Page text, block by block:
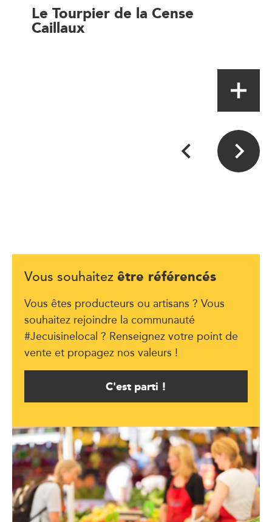
Le Tourpier de la Cense
Caillaux
Vous souhaitez être référencés
Vous êtes producteurs ou artisans ? Vous
souhaitez rejoindre la communauté
#Jecuisinelocal ? Renseignez votre point de
vente et propagez nos valeurs !
C'est parti !